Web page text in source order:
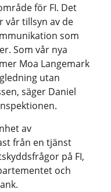
för FI. Det
vår tillsyn av de
som
Som vår nya
Moa Langemark
utan
säger Daniel
av
från en tjänst
på FI,
och